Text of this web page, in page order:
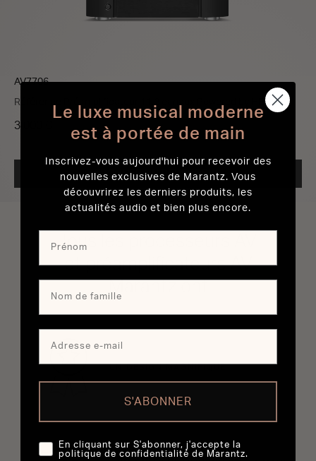
AV7706
Référence Préamplificateur 11.2 canaux Powered by HEOS™
3 000 €
TROUVER UN REVENDEUR
Tous les processeurs AV
et préamplificateurs AV
Marantz ont
UN DESIGN MAGNIFIQUE
Le luxe musical moderne
est à portée de main
Inscrivez-vous aujourd'hui pour recevoir des
nouvelles exclusives de Marantz. Vous
découvrirez les derniers produits, les
actualités audio et bien plus encore.
S'ABONNER
En cliquant sur S'abonner, j'accepte la
politique de confidentialité de Marantz.